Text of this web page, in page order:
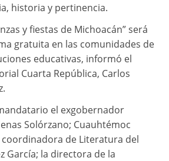
historia y pertinencia.
y fiestas de Michoacán” será
gratuita en las comunidades de
educativas, informó el
Cuarta República, Carlos
el exgobernador
Solórzano; Cuauhtémoc
coordinadora de Literatura del
García; la directora de la